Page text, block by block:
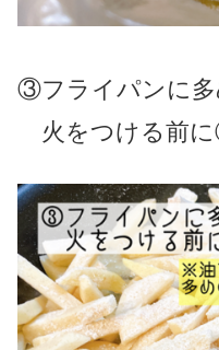
③フライパンに多
火をつける前